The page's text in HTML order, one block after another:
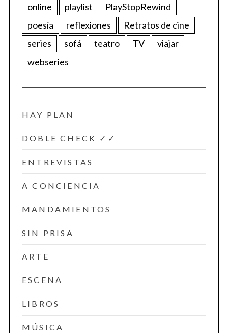
online
playlist
PlayStopRewind
poesía
reflexiones
Retratos de cine
series
sofá teatro TV
viajar
webseries
HAY PLAN
DOBLE CHECK ✓✓
ENTREVISTAS
A CONCIENCIA
MANDAMIENTOS
SIN PRISA
ARTE
ESCENA
LIBROS
MÚSICA